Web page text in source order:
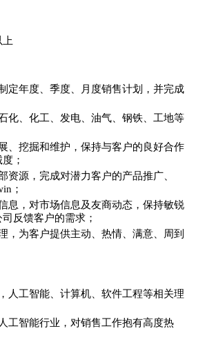
定年度、季度、月度销售计划，并完成
化、化工、发电、油气、钢铁、工地等
、挖掘和维护，保持与客户的良好合作
；
资源，完成对潜力客户的产品推广、
；
息，对市场信息及友商动态，保持敏锐
反馈客户的需求；
，为客户提供主动、热情、满意、周到
人工智能、计算机、软件工程等相关理
工智能行业，对销售工作抱有高度热